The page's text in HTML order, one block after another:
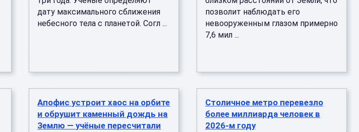
дату максимального сближения
небесного тела с планетой. Согл ...
позволит наблюдать его
невооруженным глазом примерно
7,6 мил ...
Апофис устроит хаос на орбите
и обрушит каменный дождь на
Землю — учёные пересчитали
Столичное метро перевезло
более миллиарда человек в
2026-м году